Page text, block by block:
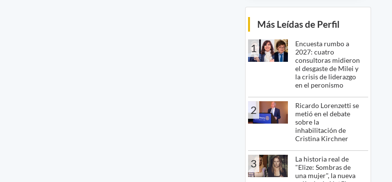
Más Leídas de Perfil
1
Encuesta rumbo a
2027: cuatro
consultoras midieron
el desgaste de Milei y
la crisis de liderazgo
en el peronismo
2
Ricardo Lorenzetti se
metió en el debate
sobre la
inhabilitación de
Cristina Kirchner
3
La historia real de
"Elize: Sombras de
una mujer", la nueva